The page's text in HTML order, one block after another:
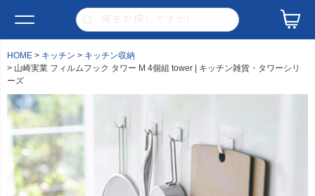
HOME キッチン
キッチン収納
山崎実業 フィルムフック タワー M 4個組 tower | キッチン雑貨・タワーシリ
ーズ